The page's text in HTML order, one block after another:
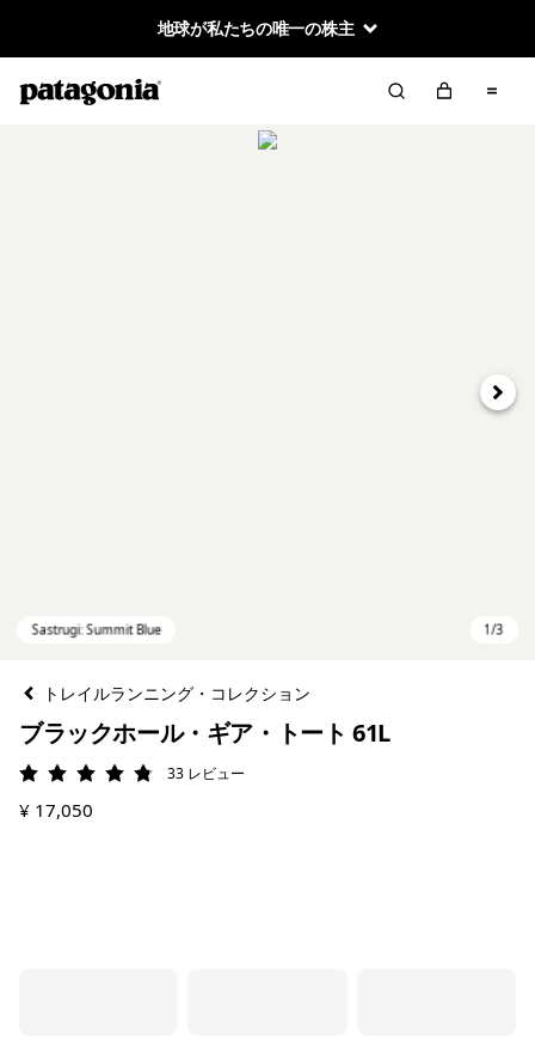
地球が私たちの唯一の株主
次へ
トレイルランニング・コレクション
ブラックホール・ギア・トート 61L
評価: 4.8 / 5
33 レビュー
¥ 17,050